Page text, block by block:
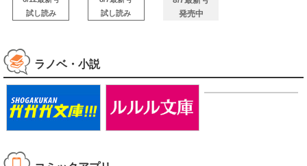
6/12最新号
試し読み
8/7最新号
試し読み
8/7最新号
発売中
ラノベ・小説